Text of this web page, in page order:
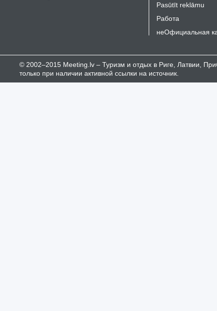
Pasūtīt reklāmu
Работа
неОфициальная
© 2002–2015 Meeting.lv – Туризм и отдых в Риге, Латвии,
только при наличии активной ссылки на источник.